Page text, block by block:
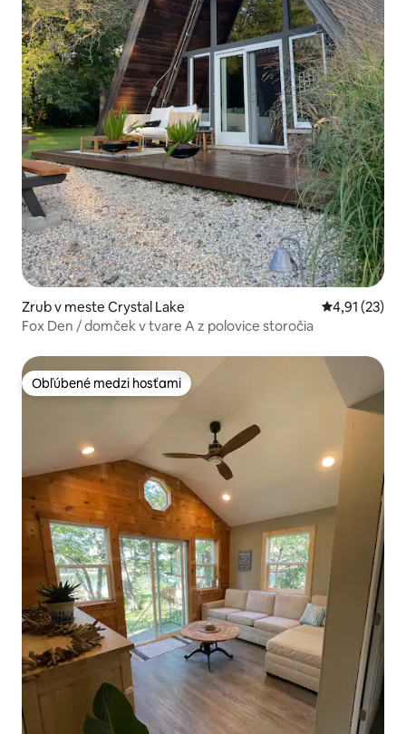
Zrub v meste Crystal Lake Priemerné
4,91 (23)
Fox Den / domček v tvare A z polovice storočia
Obľúbené medzi hosťami
Obľúbené medzi hosťami